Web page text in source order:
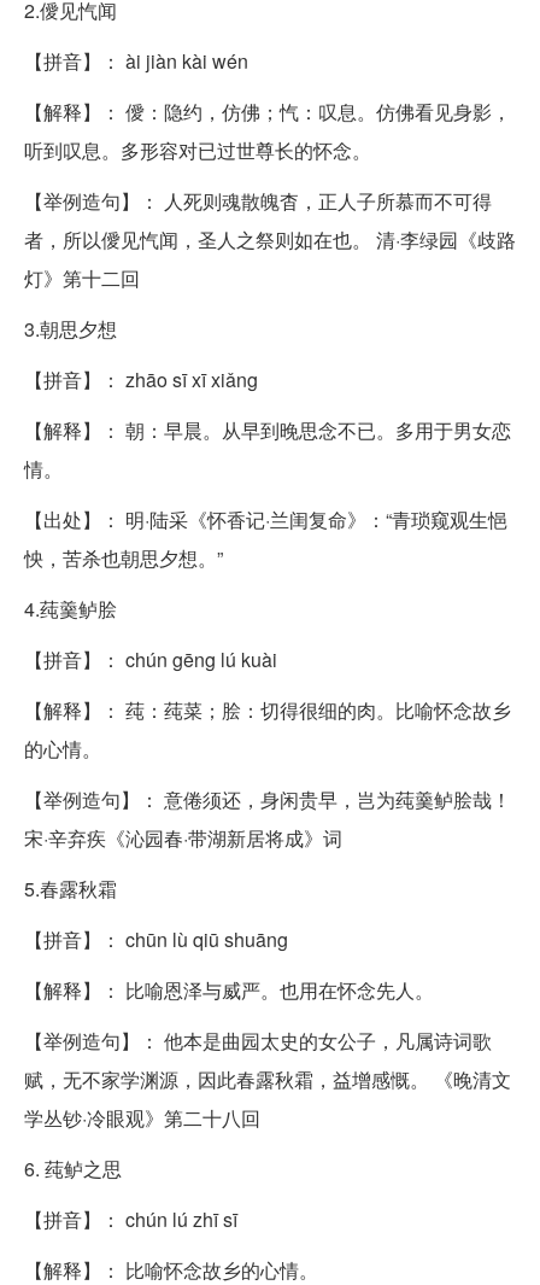
2.僾见忾闻
【拼音】： ài jiàn kài wén
【解释】： 僾：隐约，仿佛；忾：叹息。仿佛看见身影，
听到叹息。多形容对已过世尊长的怀念。
【举例造句】： 人死则魂散魄杳，正人子所慕而不可得
者，所以僾见忾闻，圣人之祭则如在也。 清·李绿园《歧路
灯》第十二回
3.朝思夕想
【拼音】： zhāo sī xī xiǎng
【解释】： 朝：早晨。从早到晚思念不已。多用于男女恋
情。
【出处】： 明·陆采《怀香记·兰闺复命》：“青琐窥观生悒
怏，苦杀也朝思夕想。”
4.莼羹鲈脍
【拼音】： chún gēng lú kuài
【解释】： 莼：莼菜；脍：切得很细的肉。比喻怀念故乡
的心情。
【举例造句】： 意倦须还，身闲贵早，岂为莼羹鲈脍哉！
宋·辛弃疾《沁园春·带湖新居将成》词
5.春露秋霜
【拼音】： chūn lù qiū shuāng
【解释】： 比喻恩泽与威严。也用在怀念先人。
【举例造句】： 他本是曲园太史的女公子，凡属诗词歌
赋，无不家学渊源，因此春露秋霜，益增感慨。 《晚清文
学丛钞·冷眼观》第二十八回
6. 莼鲈之思
【拼音】： chún lú zhī sī
【解释】： 比喻怀念故乡的心情。